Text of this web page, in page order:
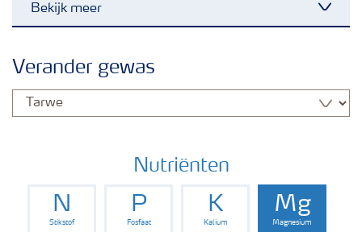
Bekijk meer
Gewassen
Toolbox
Verander gewas
Nutriënten
N
Stikstof
P
Fosfaat
K
Kalium
Mg
Magnesium